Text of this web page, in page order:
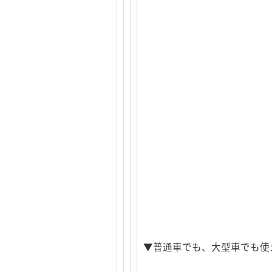
▼普通車でも、大型車でも使